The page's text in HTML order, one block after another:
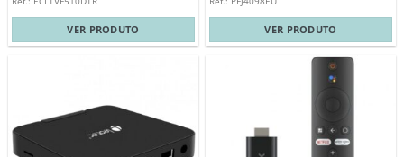
VER PRODUTO VER PRODUTO